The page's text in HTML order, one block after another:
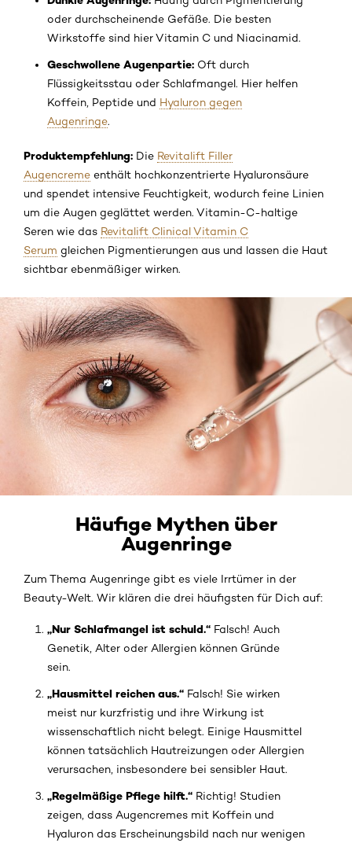
oder durchscheinende Gefäße. Die besten
Wirkstoffe sind hier Vitamin C und Niacinamid.
Geschwollene Augenpartie: Oft durch
Flüssigkeitsstau oder Schlafmangel. Hier helfen
Koffein, Peptide und Hyaluron gegen
Augenringe.
Produktempfehlung: Die Revitalift Filler
Augencreme enthält hochkonzentrierte Hyaluronsäure
und spendet intensive Feuchtigkeit, wodurch feine Linien
um die Augen geglättet werden. Vitamin-C-haltige
Seren wie das Revitalift Clinical Vitamin C
Serum gleichen Pigmentierungen aus und lassen die Haut
sichtbar ebenmäßiger wirken.
Häufige Mythen über
Augenringe
Zum Thema Augenringe gibt es viele Irrtümer in der
Beauty-Welt. Wir klären die drei häufigsten für Dich auf:
„Nur Schlafmangel ist schuld.“ Falsch! Auch
Genetik, Alter oder Allergien können Gründe
sein.
„Hausmittel reichen aus.“ Falsch! Sie wirken
meist nur kurzfristig und ihre Wirkung ist
wissenschaftlich nicht belegt. Einige Hausmittel
können tatsächlich Hautreizungen oder Allergien
verursachen, insbesondere bei sensibler Haut.
„Regelmäßige Pflege hilft.“ Richtig! Studien
zeigen, dass Augencremes mit Koffein und
Hyaluron das Erscheinungsbild nach nur wenigen